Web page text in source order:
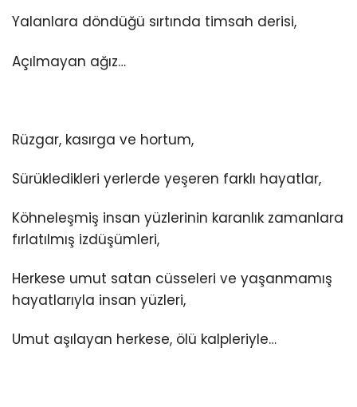
Yalanlara döndüğü sırtında timsah derisi,
Açılmayan ağız…
Rüzgar, kasırga ve hortum,
Sürükledikleri yerlerde yeşeren farklı hayatlar,
Köhneleşmiş insan yüzlerinin karanlık zamanlara
fırlatılmış izdüşümleri,
Herkese umut satan cüsseleri ve yaşanmamış
hayatlarıyla insan yüzleri,
Umut aşılayan herkese, ölü kalpleriyle…